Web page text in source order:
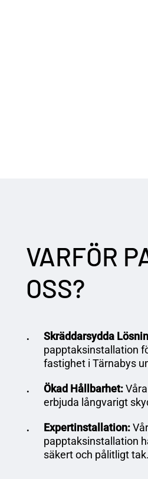
VARFÖR
OSS?
Skräddarsydda
papptaksinstallation
fastighet i Tärnabys
Ökad Hållbarhet:
erbjuda långvarigt
Expertinstallation:
papptaksinstallation
säkert och pålitligt tak.